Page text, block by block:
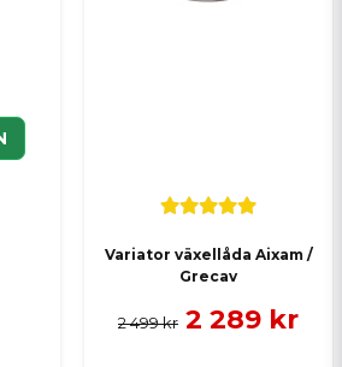
Variator växellåda Aixam /
Grecav
2 499 kr 2 289 kr